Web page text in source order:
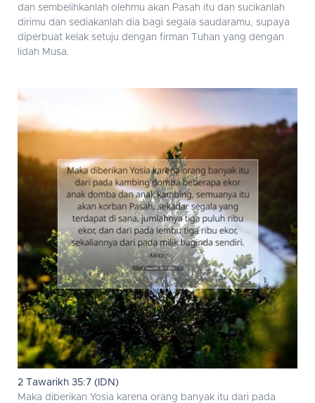
dan sembelihkanlah olehmu akan Pasah itu dan sucikanlah
dirimu dan sediakanlah dia bagi segala saudaramu, supaya
diperbuat kelak setuju dengan firman Tuhan yang dengan
lidah Musa.
2 Tawarikh 35:7 (IDN)
Maka diberikan Yosia karena orang banyak itu dari pada